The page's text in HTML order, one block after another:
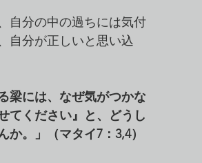
自分の中の過ちには気付
自分が正しいと思い込
梁には、なぜ気がつかな
てください』と、どうし
。」（マタイ7：3,4）